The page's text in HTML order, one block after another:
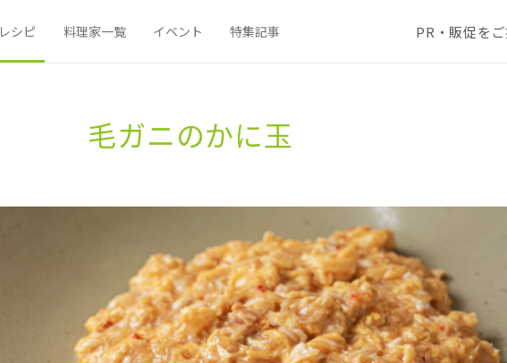
レシピ 料理家一覧 イベント 特集記事 PR・販促を
毛ガニのかに​玉